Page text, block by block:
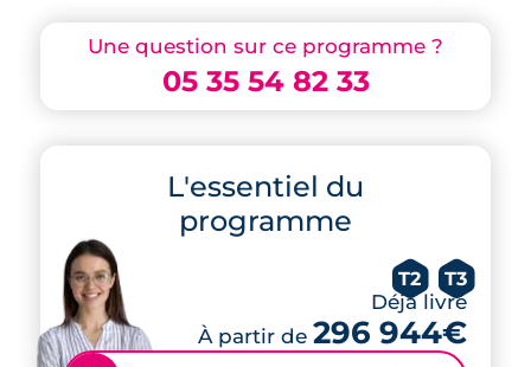
Une question sur ce programme ?
05 35 54 82 33
L'essentiel du
programme
T2 T3
Déjà livré
À partir de 296 944€